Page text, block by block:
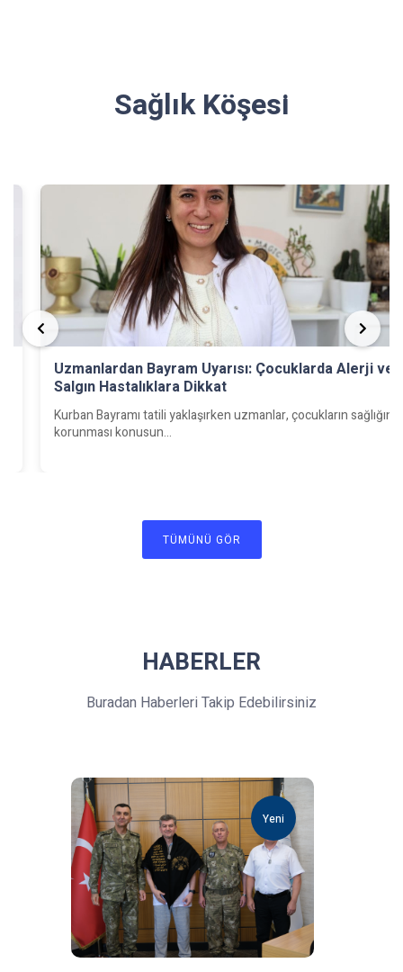
Sağlık Köşesi
Uzmanlardan Bayram Uyarısı: Çocuklarda Alerji ve
Salgın Hastalıklara Dikkat
Kurban Bayramı tatili yaklaşırken uzmanlar, çocukların sağlığının
korunması konusun...
TÜMÜNÜ GÖR
HABERLER
Buradan Haberleri Takip Edebilirsiniz
Yeni